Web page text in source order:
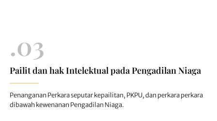
.03
Pailit dan hak Intelektual pada Pengadilan Niaga
Penanganan Perkara seputar kepailitan, PKPU, dan perkara perkara
dibawah kewenanan Pengadilan Niaga.